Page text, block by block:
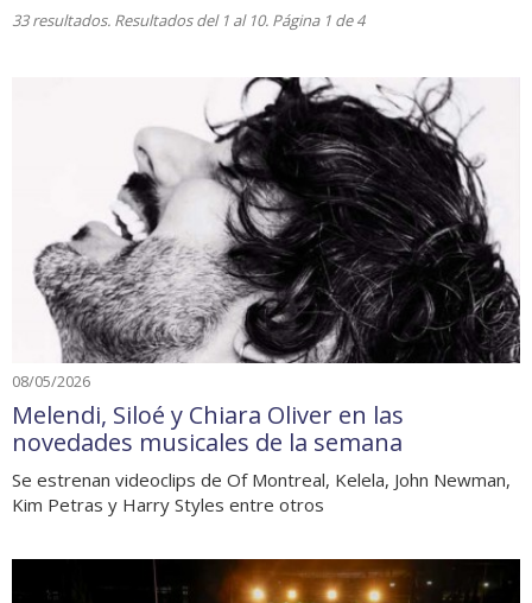
33 resultados. Resultados del 1 al 10. Página 1 de 4
08/05/2026
Melendi, Siloé y Chiara Oliver en las
novedades musicales de la semana
Se estrenan videoclips de Of Montreal, Kelela, John Newman,
Kim Petras y Harry Styles entre otros